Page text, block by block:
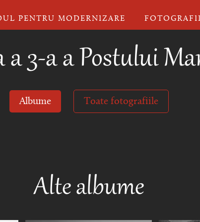
PENTRU MODERNIZARE FOTOGRAFII
3-a a Postului
Albume Toate fotografiile
Alte albume